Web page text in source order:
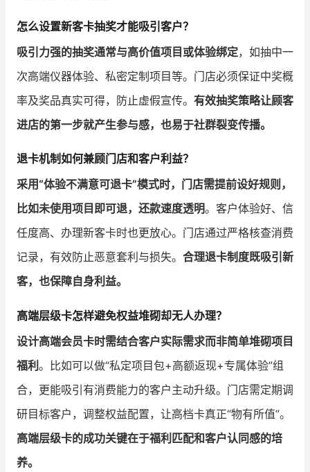
怎么设置新客卡抽奖才能吸引客户？
吸引力强的抽奖通常与高价值项目或体验绑定，如抽中一
次高端仪器体验、私密定制项目等。门店必须保证中奖概
率及奖品真实可得，防止虚假宣传。 有效抽奖策略让顾客
进店的第一步就产生参与感，也易于社群裂变传播。
退卡机制如何兼顾门店和客户利益？
采用“体验不满意可退卡”模式时，门店需提前设好规则，
比如未使用项目即可退，还款速度透明。客户体验好、信
任度高、办理新客卡时也更放心。门店通过严格核查消费
记录，有效防止恶意套利与损失。 合理退卡制度既吸引新
客，也保障自身利益。
高端层级卡怎样避免权益堆砌却无人办理？
设计高端会员卡时需结合客户实际需求而非简单堆砌项目
福利 。比如可以做“私定项目包+高额返现+专属体验”组
合，更能吸引有消费能力的客户主动升级。门店需定期调
研目标客户，调整权益配置，让高档卡真正“物有所值”。
高端层级卡的成功关键在于福利匹配和客户认同感的培
养。